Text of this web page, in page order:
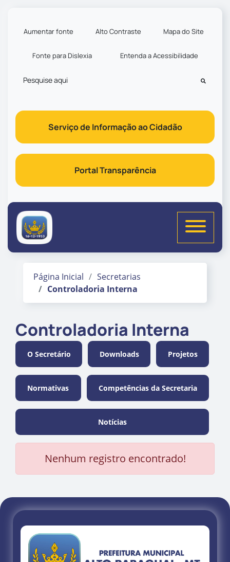
Ir para o menu [alt+2]
Ir para o rodapé [alt+4]
Aumentar fonte Alto Contraste Mapa do Site
Fonte para Dislexia Entenda a Acessibilidade
Pesquisar
Serviço de Informação ao Cidadão
Portal Transparência
Seção do menu principal
Página Inicial
Secretarias
Controladoria Interna
Controladoria Interna
O Secretário Downloads Projetos
Normativas Competências da Secretaria
Notícias
Nenhum registro encontrado!